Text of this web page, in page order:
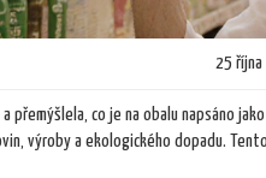
25
přemýšlela, co je na obalu napsáno
výroby a ekologického dopadu.